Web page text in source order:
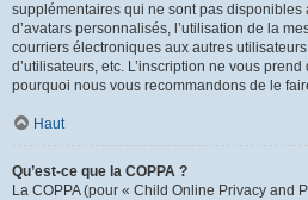
supplémentaires qui ne sont pas disponibles
d’avatars personnalisés, l’utilisation de la
courriers électroniques aux autres
d’utilisateurs, etc. L’inscription ne vous prend
pourquoi nous vous recommandons de le
Haut
Qu’est-ce que la COPPA ?
La COPPA (pour « Child Online Privacy and